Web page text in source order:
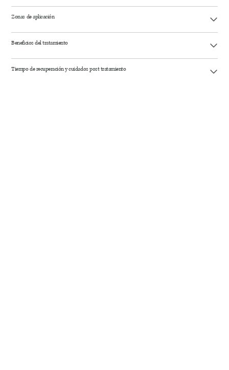
Zonas de aplicación
Beneficios del tratamiento
Tiempo de recuperación y cuidados post tratamiento